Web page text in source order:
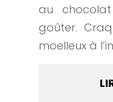
au
goûter.
moelleux à